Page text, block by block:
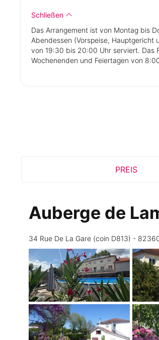
Schließen
Das Arrangement ist von Montag bis
Abendessen (Vorspeise, Hauptgericht
von 19:30 bis 20:00 Uhr serviert. Das
Wochenenden und Feiertagen von
PREIS
Auberge de
34 Rue De La Gare (coin D813) -